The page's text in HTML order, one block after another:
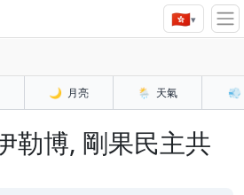
🇭🇰▾
🌙 月亮 🌦️ 天氣 💨
勒博, 剛果民主共